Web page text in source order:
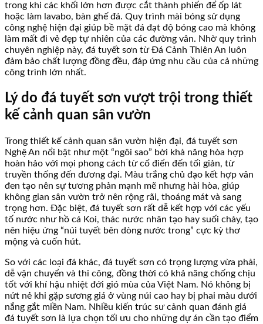
trong khi các khối lớn hơn được cắt thành phiến để ốp lát
hoặc làm lavabo, bàn ghế đá. Quy trình mài bóng sử dụng
công nghệ hiện đại giúp bề mặt đá đạt độ bóng cao mà không
làm mất đi vẻ đẹp tự nhiên của các đường vân. Nhờ quy trình
chuyên nghiệp này, đá tuyết sơn từ Đá Cảnh Thiên An luôn
đảm bảo chất lượng đồng đều, đáp ứng nhu cầu của cả những
công trình lớn nhất.
Lý do đá tuyết sơn vượt trội trong thiết
kế cảnh quan sân vườn
Trong thiết kế cảnh quan sân vườn hiện đại, đá tuyết sơn
Nghệ An nổi bật như một “ngôi sao” bởi khả năng hòa hợp
hoàn hảo với mọi phong cách từ cổ điển đến tối giản, từ
truyền thống đến đương đại. Màu trắng chủ đạo kết hợp vân
đen tạo nên sự tương phản mạnh mẽ nhưng hài hòa, giúp
không gian sân vườn trở nên rộng rãi, thoáng mát và sang
trọng hơn. Đặc biệt, đá tuyết sơn rất dễ kết hợp với các yếu
tố nước như hồ cá Koi, thác nước nhân tạo hay suối chảy, tạo
nên hiệu ứng “núi tuyết bên dòng nước trong” cực kỳ thơ
mộng và cuốn hút.
So với các loại đá khác, đá tuyết sơn có trọng lượng vừa phải,
dễ vận chuyển và thi công, đồng thời có khả năng chống chịu
tốt với khí hậu nhiệt đới gió mùa của Việt Nam. Nó không bị
nứt nẻ khi gặp sương giá ở vùng núi cao hay bị phai màu dưới
nắng gắt miền Nam. Nhiều kiến trúc sư cảnh quan đánh giá
đá tuyết sơn là lựa chọn tối ưu cho những dự án cần tạo điểm